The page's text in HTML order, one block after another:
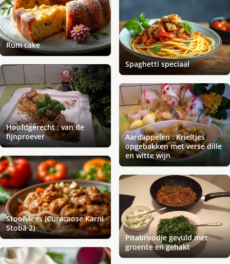
Rum cake
Spaghetti speciaal
Hoofdgerecht : van de
fijnproever
Aardappelen : Krieltjes
opgebakken met verse dille
en witte wijn
Stoofvlees (Curacaose Karni
Stobá 2)
Pitabroodje gevuld met
groente en gehakt